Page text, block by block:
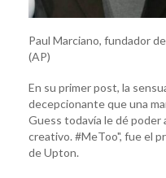
Paul Marciano, fundador
(AP)
En su primer post, la
decepcionante que una
Guess todavía le dé poder
creativo. #MeToo", fue el
de Upton.